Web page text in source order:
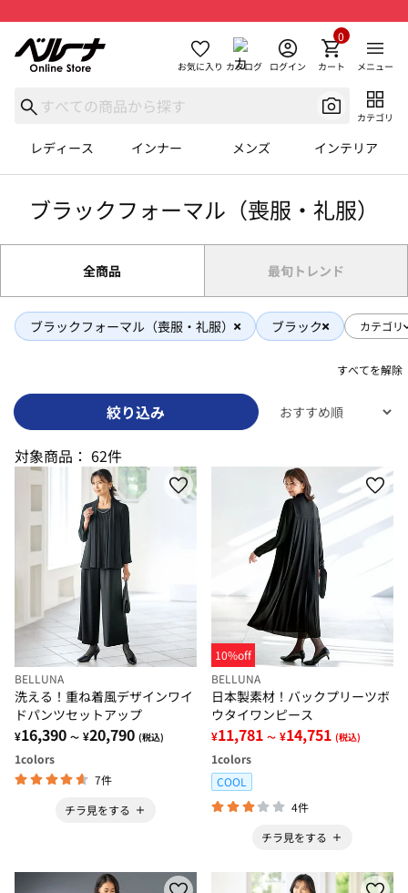
お気に入り カタログ ログイン カート
0
メニュー
カテゴリ
レディース インナー メンズ インテリア
ブラックフォーマル（喪服・礼服）
全商品 最旬トレンド
ブラックフォーマル（喪服・礼服） ブラック カテゴリ
すべてを解除
絞り込み
対象商品： 62件
BELLUNA
洗える！重ね着風デザインワイ
ドパンツセットアップ
¥16,390 ～ ¥20,790 (税込)
1colors
7件
チラ見をする
10%off
BELLUNA
日本製素材！バックプリーツボ
ウタイワンピース
¥11,781 ～ ¥14,751 (税込)
1colors
COOL
4件
チラ見をする